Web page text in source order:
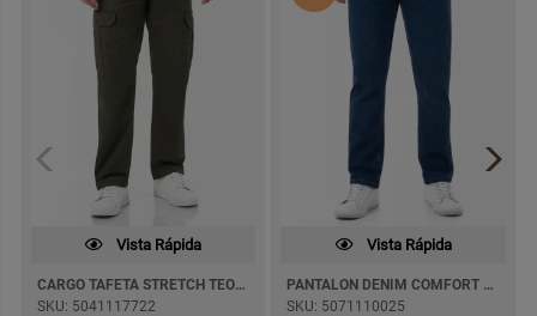
Vista Rápida
CARGO TAFETA STRETCH TEODEM RECTO
SKU: 5041117722
Vista Rápida
PANTALON DENIM COMFORT MERDWIN SEMI PITILLO
SKU: 5071110025